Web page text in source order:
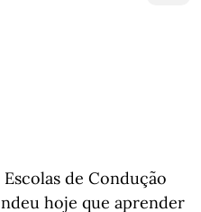
de Condução
hoje que aprender